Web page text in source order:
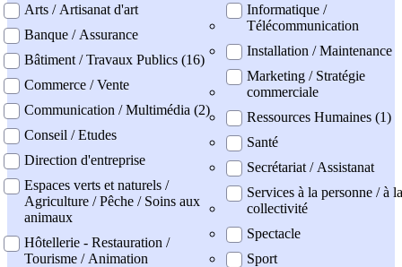
Arts / Artisanat d'art
Banque / Assurance
Bâtiment / Travaux Publics (16)
Commerce / Vente
Communication / Multimédia (2)
Conseil / Etudes
Direction d'entreprise
Espaces verts et naturels /
Agriculture / Pêche / Soins aux
animaux
Hôtellerie - Restauration /
Tourisme / Animation
Informatique /
Télécommunication
Installation / Maintenance
Marketing / Stratégie
commerciale
Ressources Humaines (1)
Santé
Secrétariat / Assistanat
Services à la personne / à la
collectivité
Spectacle
Sport